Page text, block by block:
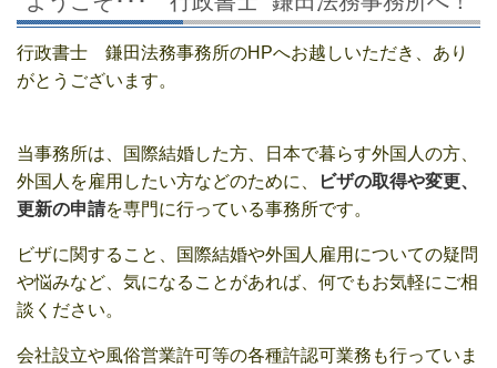
行政書士 鎌田法務事務所のHPへお越しいただき、あり
がとうございます。
当事務所は、国際結婚した方、日本で暮らす外国人の方、
外国人を雇用したい方などのために、
ビザの取得や変更、
更新の申請を専門に行っている事務所です。
ビザに関すること、国際結婚や外国人雇用についての疑問
や悩みなど、気になることがあれば、何でもお気軽にご相
談ください。
会社設立や風俗営業許可等の各種許認可業務も行っていま